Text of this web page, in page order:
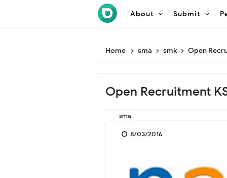
/* ganti br end */
About Submit
Home sma smk Open
Open Recruitment
sma
8/03/2016